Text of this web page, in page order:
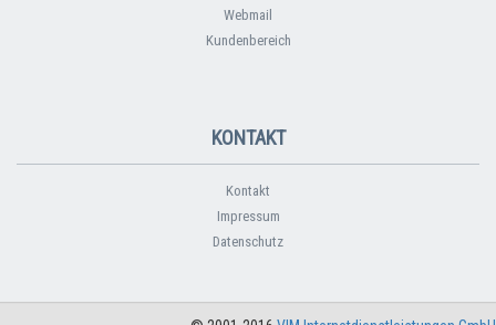
Webmail
Kundenbereich
KONTAKT
Kontakt
Impressum
Datenschutz